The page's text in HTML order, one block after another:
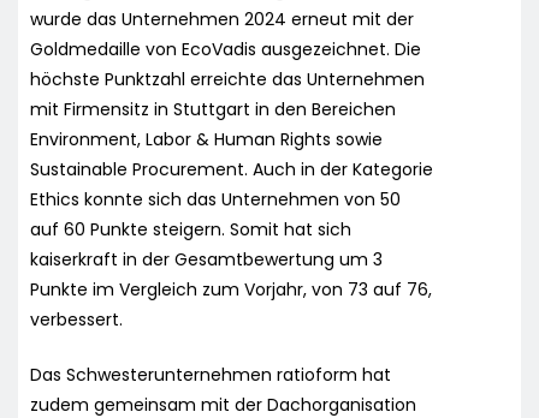
wurde das Unternehmen 2024 erneut mit der
Goldmedaille von EcoVadis ausgezeichnet. Die
höchste Punktzahl erreichte das Unternehmen
mit Firmensitz in Stuttgart in den Bereichen
Environment, Labor & Human Rights sowie
Sustainable Procurement. Auch in der Kategorie
Ethics konnte sich das Unternehmen von 50
auf 60 Punkte steigern. Somit hat sich
kaiserkraft in der Gesamtbewertung um 3
Punkte im Vergleich zum Vorjahr, von 73 auf 76,
verbessert.
Das Schwesterunternehmen ratioform hat
zudem gemeinsam mit der Dachorganisation